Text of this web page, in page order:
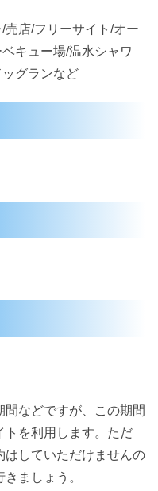
売店/フリーサイト/オー
キュー場/温水シャワ
グランなど
などですが、この期間
トを利用します。ただ
はしていただけませんの
ましょう。